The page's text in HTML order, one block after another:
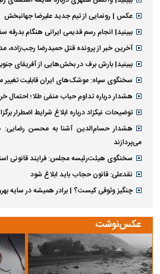
عکس | رونمایی از تیم جدید علیرضا جهانبخش
ببینید| انجام رسم قدیمی ایرانی هنگام بدرقه
آخرین خبر از پرونده قتل حمیدرضا رجب‌زاده،
ببینید| بارش برف در بخش‌هایی از آفریقای
سخنگوی سپاه: موشک‌های ایران قابلیت تغییر
هشدار درباره تداوم حباب منفی طلا؛ احتمال
توضیحات نیکزاد درباره ابلاغ شرایط اضطرار
هشدار حسام‌الدین آشنا به محسن رضایی:
می‌پردازند
سخنگوی هیئت‌رئیسه مجلس: فرایند قانونی
نقدعلی: قانون حجاب باید ابلاغ شود
چنگیز وثوقی کیست؟ | برادر همیشه در سایه
عکس‌نوشت